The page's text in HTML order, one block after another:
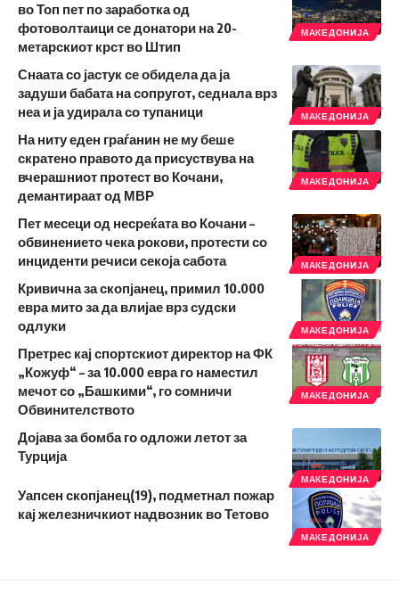
МАКЕДОНИЈА
во Топ пет по заработка од
фотоволтаици се донатори на 20-
метарскиот крст во Штип
МАКЕДОНИЈА
Снаата со јастук се обидела да ја
задуши бабата на сопругот, седнала врз
неа и ја удирала со тупаници
МАКЕДОНИЈА
На ниту еден граѓанин не му беше
скратено правото да присуствува на
вчерашниот протест во Кочани,
демантираат од МВР
МАКЕДОНИЈА
Пет месеци од несреќата во Кочани –
обвинението чека рокови, протести со
инциденти речиси секоја сабота
МАКЕДОНИЈА
Кривична за скопјанец, примил 10.000
евра мито за да влијае врз судски
одлуки
МАКЕДОНИЈА
Претрес кај спортскиот директор на ФК
„Кожуф“ – за 10.000 евра го наместил
мечот со „Башкими“, го сомничи
Обвинителството
МАКЕДОНИЈА
Дојава за бомба го одложи летот за
Турција
МАКЕДОНИЈА
Уапсен скопјанец(19), подметнал пожар
кај железничкиот надвозник во Тетово